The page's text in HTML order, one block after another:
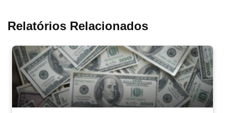
Relatórios Relacionados